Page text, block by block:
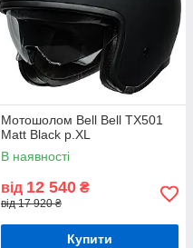
Мотошолом Bell Bell TX501
Matt Black р.XL
В наявності
від 12 540 ₴
від 17 920 ₴
Купити